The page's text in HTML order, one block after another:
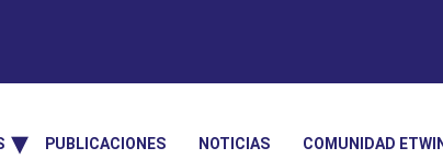
PUBLICACIONES NOTICIAS COMUNIDAD